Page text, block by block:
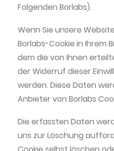
Folgenden Borlabs).
Wenn Sie unsere
Borlabs-Cookie in Ihrem
dem die von Ihnen
der Widerruf dieser
werden. Diese Daten
Anbieter von Borlabs
Die erfassten Daten
uns zur Löschung